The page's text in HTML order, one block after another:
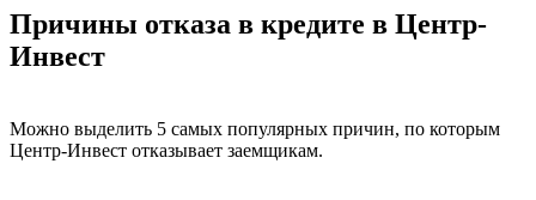
Причины отказа в кредите в Центр-
Инвест
Можно выделить 5 самых популярных причин, по которым
Центр-Инвест отказывает заемщикам.